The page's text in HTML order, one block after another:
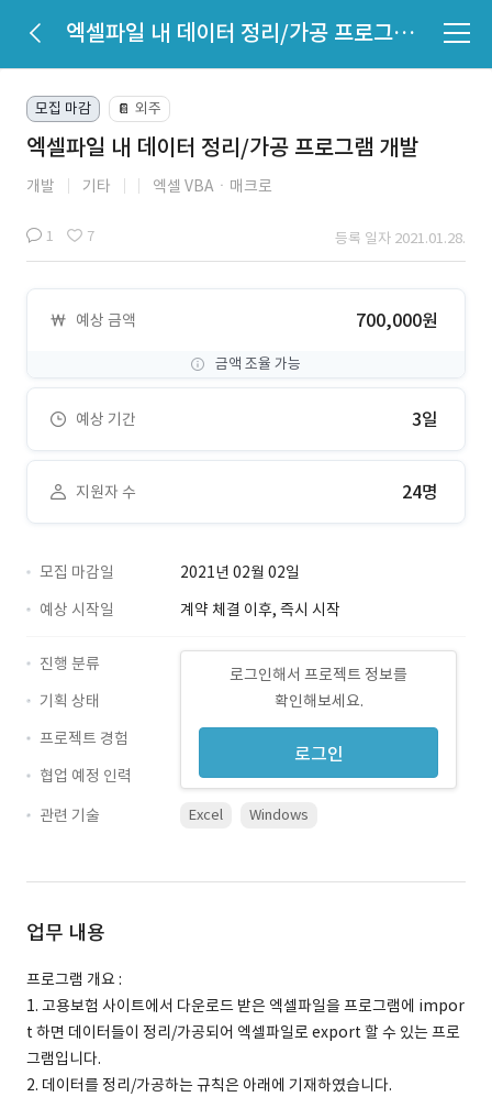
엑셀파일 내 데이터 정리/가공 프로그램 개발
모집 마감 📔 외주
엑셀파일 내 데이터 정리/가공 프로그램 개발
개발 기타 엑셀 VBAㆍ매크로
1 7 등록 일자 2021.01.28.
예상 금액 700,000원
금액 조율 가능
예상 기간 3일
지원자 수 24명
모집 마감일
2021년 02월 02일
예상 시작일
계약 체결 이후, 즉시 시작
로그인해서 프로젝트 정보를
확인해보세요.
로그인
진행 분류
기획 상태
프로젝트 경험
협업 예정 인력
관련 기술
Excel Windows
업무 내용
프로그램 개요 :
1. 고용보험 사이트에서 다운로드 받은 엑셀파일을 프로그램에 impor
t 하면 데이터들이 정리/가공되어 엑셀파일로 export 할 수 있는 프로
그램입니다.
2. 데이터를 정리/가공하는 규칙은 아래에 기재하였습니다.